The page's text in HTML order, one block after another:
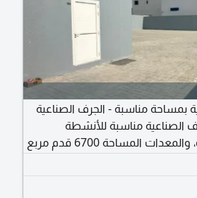
بمساحة مناسبة - الجرف الصناعية
الصناعية مناسبة للأنشطة
الصناعية، التخزين، شركات المقاولات، والمعدات المساحة 6700 قدم مربع
تسمح بتنظيم المعدات والتخزين
مناسبة للأعمال التي تحتاج